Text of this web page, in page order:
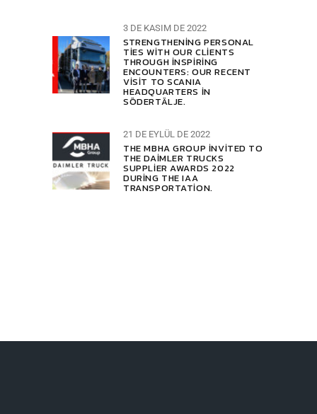
3 DE KASIM DE 2022
STRENGTHENING PERSONAL
TIES WITH OUR CLIENTS
THROUGH INSPIRING
ENCOUNTERS: OUR RECENT
VISIT TO SCANIA
HEADQUARTERS IN
SÖDERTÄLJE.
21 DE EYLÜL DE 2022
THE MBHA GROUP INVITED TO
THE DAIMLER TRUCKS
SUPPLIER AWARDS 2022
DURING THE IAA
TRANSPORTATION.